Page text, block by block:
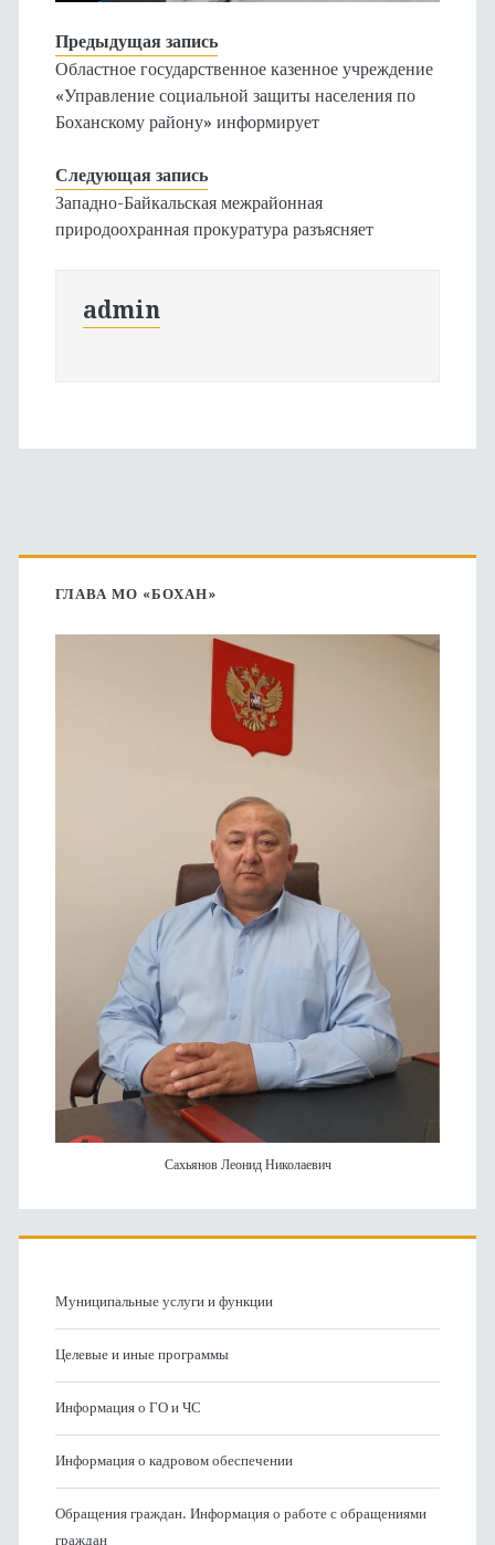
Предыдущая запись
Областное государственное казенное учреждение
«Управление социальной защиты населения по
Боханскому району» информирует
Следующая запись
Западно-Байкальская межрайонная
природоохранная прокуратура разъясняет
admin
Основная
боковая
ГЛАВА МО «БОХАН»
Сахьянов Леонид Николаевич
Муниципальные услуги и функции
Целевые и иные программы
Информация о ГО и ЧС
Информация о кадровом обеспечении
Обращения граждан. Информация о работе с обращениями
граждан